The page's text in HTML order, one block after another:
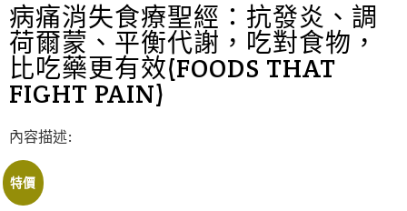
病痛消失食療聖經：抗發炎、調
荷爾蒙、平衡代謝，吃對食物，
比吃藥更有效(FOODS THAT
FIGHT PAIN)
內容描述:
特價